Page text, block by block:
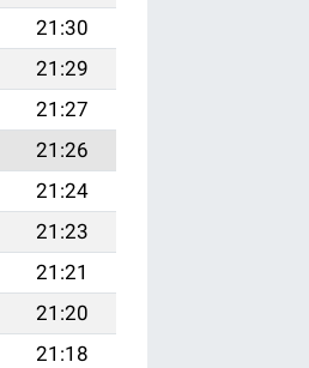
21:30
21:29
21:27
21:26
21:24
21:23
21:21
21:20
21:18